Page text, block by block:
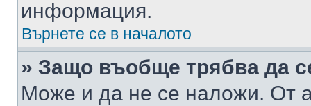
информация.
Върнете се в началото
» Защо въобще трябва да
Може и да не се наложи. От